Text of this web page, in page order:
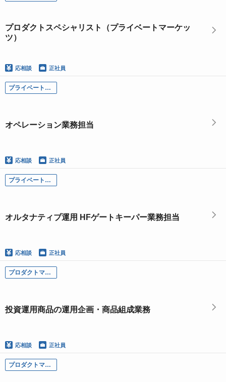
プロダクトスペシャリスト（プライベートマーケッ
ツ）
応相談 正社員
プライベートマーケッツ統括部-オペレーション業務チーム／オペレーション業務担当
オペレーション業務担当
応相談 正社員
プライベートマーケッツ運用第一部／オルタナティブ運用 HFゲートキーパー業務担当
オルタナティブ運用 HFゲートキーパー業務担当
応相談 正社員
プロダクトマネジメント部商品開発チーム／投資運用商品の運用企画・商品組成業務
投資運用商品の運用企画・商品組成業務
応相談 正社員
プロダクトマネジメント部商品管理チーム／投資運用商品のプロダクトガバナンス・管理業務（国内籍投資信託、投資一任商品、UCITS等の外国籍投資信託など）